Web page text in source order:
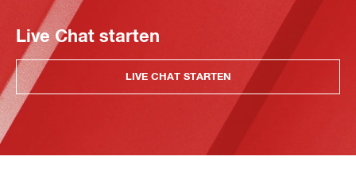
Live Chat starten
LIVE CHAT STARTEN